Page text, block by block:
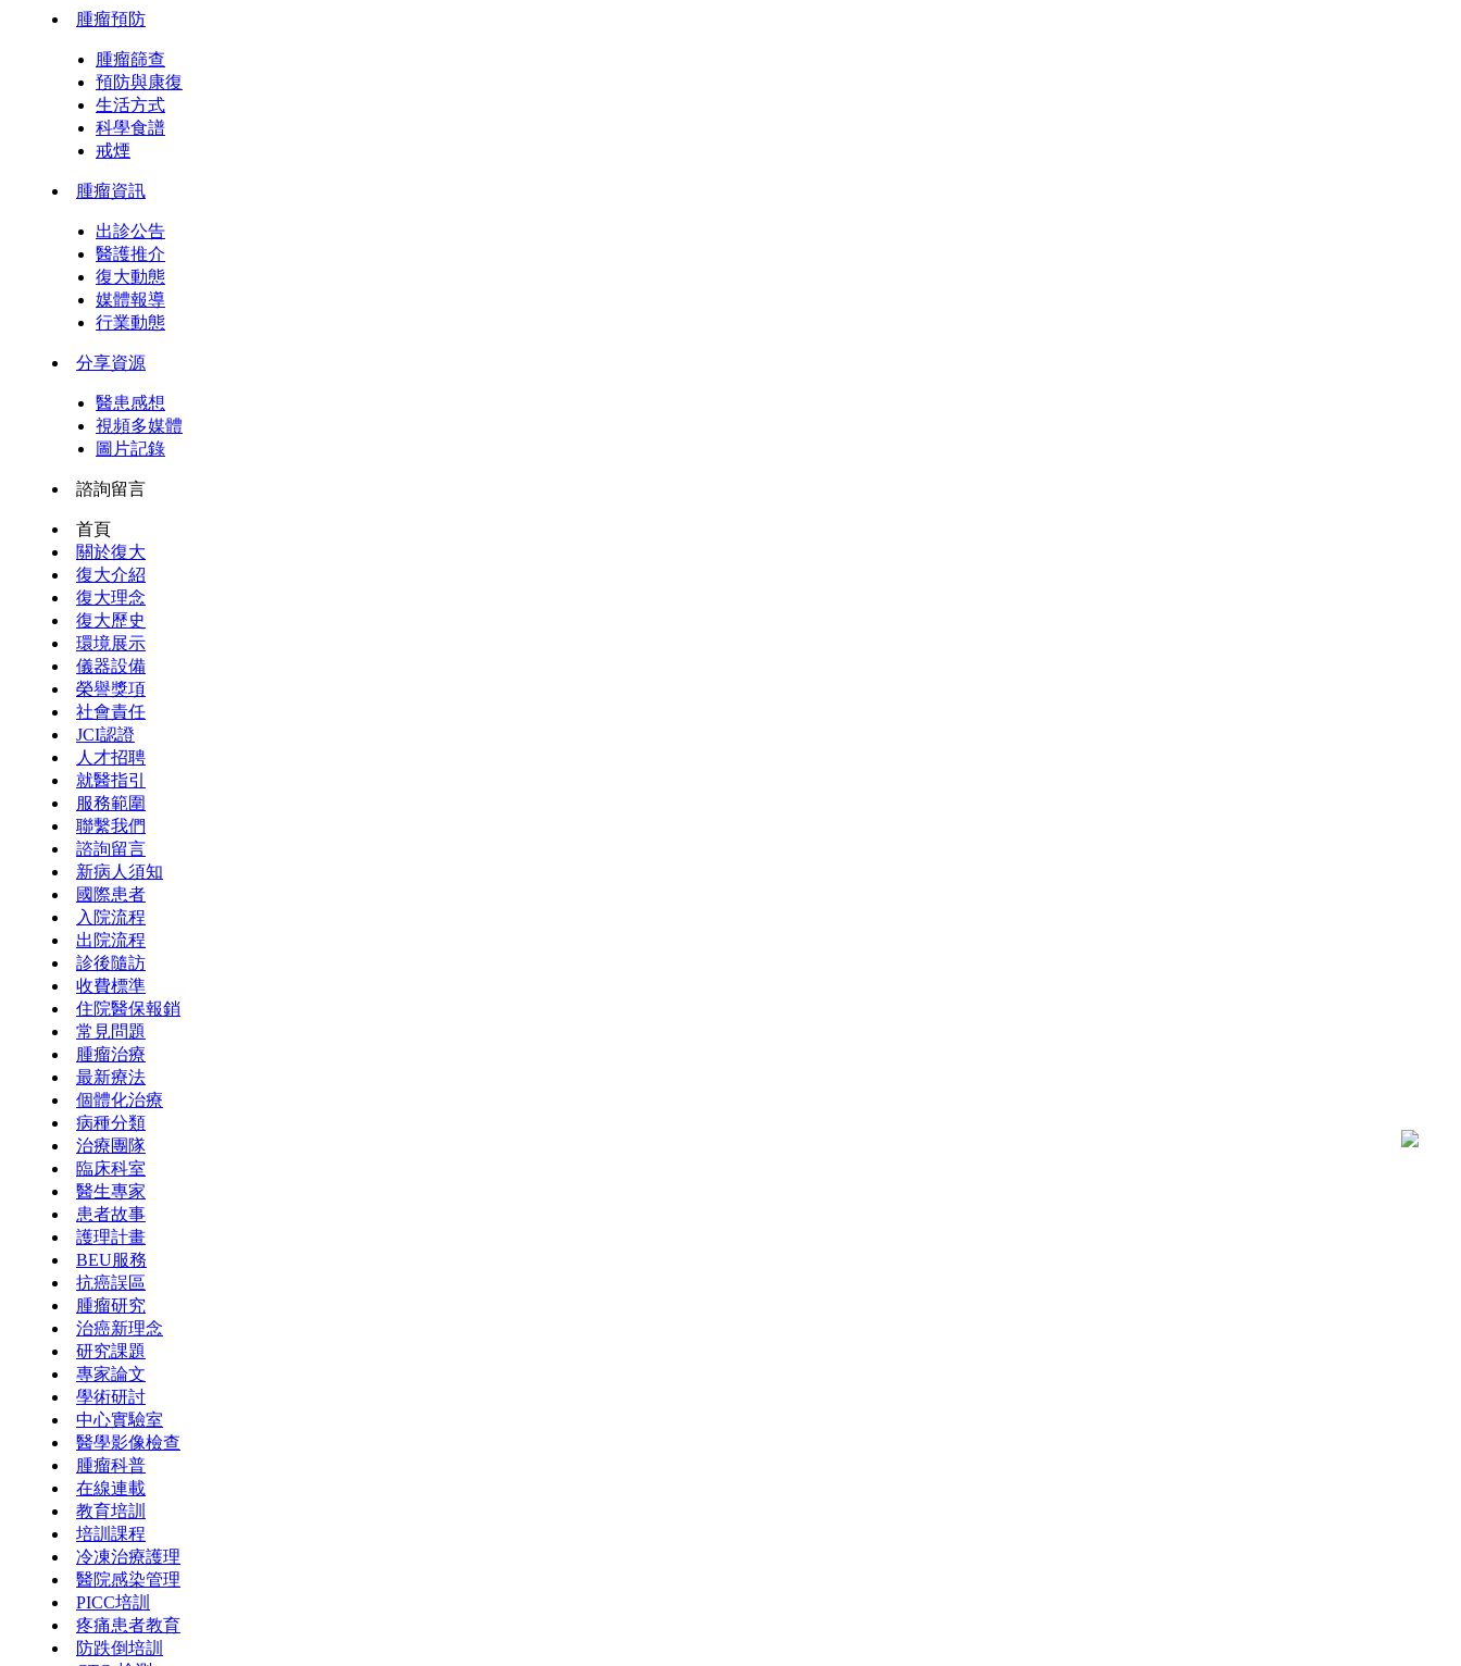
腫瘤預防
腫瘤篩查
預防與康復
生活方式
科學食譜
戒煙
腫瘤資訊
出診公告
醫護推介
復大動態
媒體報導
行業動態
分享資源
醫患感想
視頻多媒體
圖片記錄
諮詢留言
首頁
關於復大
復大介紹
復大理念
復大歷史
環境展示
儀器設備
榮譽獎項
社會責任
JCI認證
人才招聘
就醫指引
服務範圍
聯繫我們
諮詢留言
新病人須知
國際患者
入院流程
出院流程
診後隨訪
收費標準
住院醫保報銷
常見問題
腫瘤治療
最新療法
個體化治療
病種分類
治療團隊
臨床科室
醫生專家
患者故事
護理計畫
BEU服務
抗癌誤區
腫瘤研究
治癌新理念
研究課題
專家論文
學術研討
中心實驗室
醫學影像檢查
腫瘤科普
在線連載
教育培訓
培訓課程
冷凍治療護理
醫院感染管理
PICC培訓
疼痛患者教育
防跌倒培訓